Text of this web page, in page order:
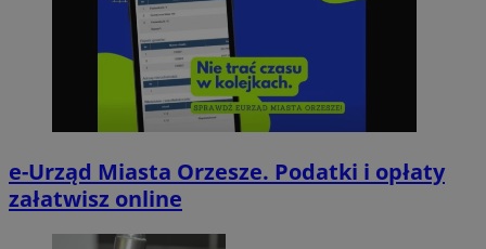
e-Urząd Miasta Orzesze. Podatki i opłaty
załatwisz online